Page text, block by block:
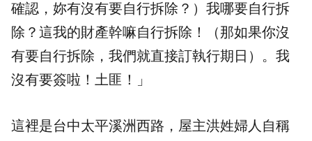
確認，妳有沒有要自行拆除？）我哪要自行拆
除？這我的財產幹嘛自行拆除！（那如果你沒
有要自行拆除，我們就直接訂執行期日）。我
沒有要簽啦！土匪！」
這裡是台中太平溪洲西路，屋主洪姓婦人自稱